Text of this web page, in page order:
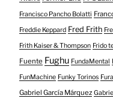
Francisco Pancho Bolatti
Freddie Keppard Fred Frith
Frith Kaiser & Thompson Frido
Fuente Fughu FundaMental
FunMachine Funky Torinos
Gabriel García Márquez